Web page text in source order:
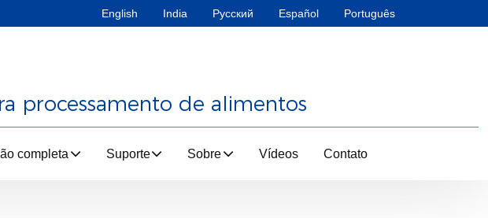
English India Русский Español Português
processamento de alimentos
completa Suporte Sobre Vídeos Contato